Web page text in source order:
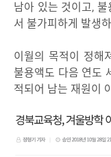
남아 있는 것이고,
서 불가피하게 발생
이월의 목적이 정해
불용액도 다음 연도
적되어 남는 재원이